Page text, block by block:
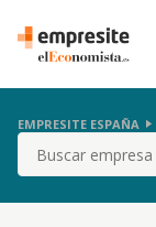
EMPRESITE ESPAÑA
Buscar